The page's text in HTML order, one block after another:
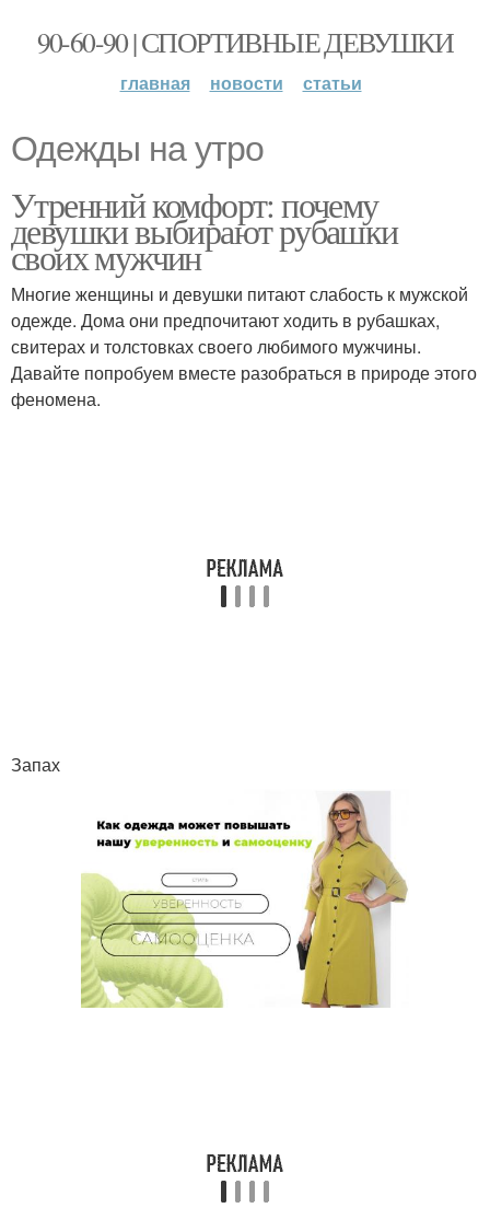
90-60-90 | СПОРТИВНЫЕ ДЕВУШКИ
главная новости статьи
Одежды на утро
Утренний комфорт: почему
девушки выбирают рубашки
своих мужчин
Многие женщины и девушки питают слабость к мужской
одежде. Дома они предпочитают ходить в рубашках,
свитерах и толстовках своего любимого мужчины.
Давайте попробуем вместе разобраться в природе этого
феномена.
Запах